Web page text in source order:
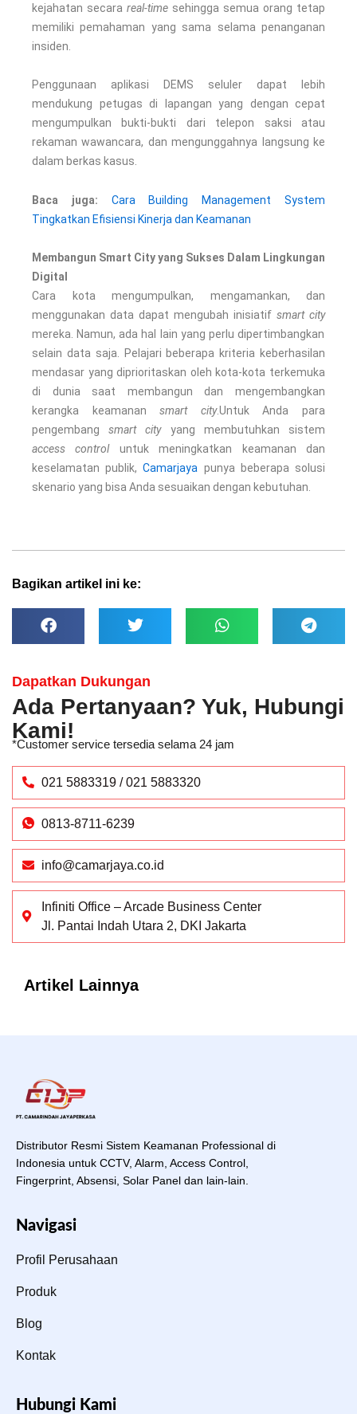
kejahatan secara real-time sehingga semua orang tetap
memiliki pemahaman yang sama selama penanganan
insiden.
Penggunaan aplikasi DEMS seluler dapat lebih
mendukung petugas di lapangan yang dengan cepat
mengumpulkan bukti-bukti dari telepon saksi atau
rekaman wawancara, dan mengunggahnya langsung ke
dalam berkas kasus.
Baca juga:
Cara Building Management System
Tingkatkan Efisiensi Kinerja dan Keamanan
Membangun Smart City yang Sukses Dalam Lingkungan
Digital
Cara kota mengumpulkan, mengamankan, dan
menggunakan data dapat mengubah inisiatif smart city
mereka. Namun, ada hal lain yang perlu dipertimbangkan
selain data saja. Pelajari beberapa kriteria keberhasilan
mendasar yang diprioritaskan oleh kota-kota terkemuka
di dunia saat membangun dan mengembangkan
kerangka keamanansmart city.Untuk Anda para
pengembangsmart cityyang membutuhkan sistem
access controluntuk meningkatkan keamanan dan
keselamatan publik,Camarjaya punya beberapa solusi
skenario yang bisa Anda sesuaikan dengan kebutuhan.
Bagikan artikel ini ke:
Dapatkan Dukungan
Ada Pertanyaan? Yuk, Hubungi
Kami!
*Customer service tersedia selama 24 jam
021 5883319 / 021 5883320
0813-8711-6239
info@camarjaya.co.id
Infiniti Office – Arcade Business Center
Jl. Pantai Indah Utara 2, DKI Jakarta
Artikel Lainnya
Distributor Resmi Sistem Keamanan Professional di
Indonesia untuk CCTV, Alarm, Access Control,
Fingerprint, Absensi, Solar Panel dan lain-lain.
Navigasi
Profil Perusahaan
Produk
Blog
Kontak
Hubungi Kami